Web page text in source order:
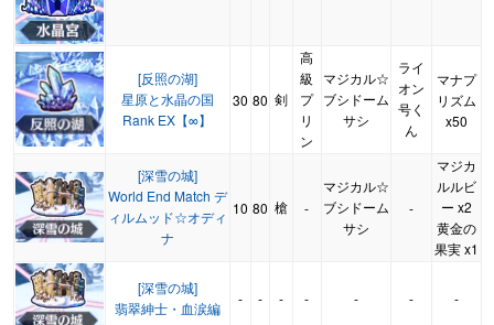
[反照の湖]
星原と水晶の国
Rank EX【∞】
30 80 剣
高
級
プ
リ
ン
マジカル☆
ブシドーム
サシ
ライ
オン
号く
ん
マナプ
リズム
x50
[深雪の城]
World End Match デ
ィルムッド☆オディ
ナ
10 80 槍 -
マジカル☆
ブシドーム
サシ
-
マジカ
ルルビ
ー x2
黄金の
果実 x1
[深雪の城]
翡翠紳士・血涙編
- - - - - - -